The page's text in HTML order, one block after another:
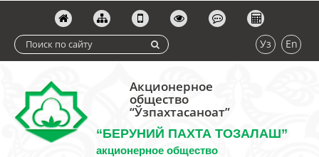
Уз En
Акционерное
общество
“Ўзпахтасаноат”
“БЕРУНИЙ ПАХТА ТОЗАЛАШ”
акционерное общество